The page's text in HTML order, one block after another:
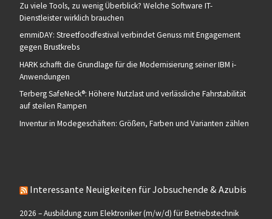
Zu viele Tools, zu wenig Überblick? Welche Software IT-
Dienstleister wirklich brauchen
emmiDAY: Streetfoodfestival verbindet Genuss mit Engagement
gegen Brustkrebs
HARK schafft die Grundlage für die Modernisierung seiner IBM i-
Anwendungen
Terberg SafeNeck®: Höhere Nutzlast und verlässliche Fahrstabilität
auf steilen Rampen
Inventur in Modegeschäften: Größen, Farben und Varianten zählen
Interessante Neuigkeiten für Jobsuchende & Azubis
2026 – Ausbildung zum Elektroniker (m/w/d) für Betriebstechnik